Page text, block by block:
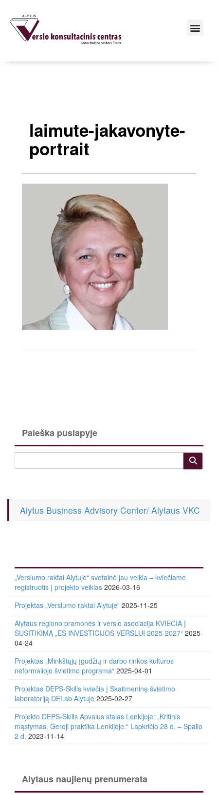
laimute-jakavonyte-
portrait
Paieška puslapyje
Alytus Business Advisory Center/ Alytaus VKC
„Verslumo raktai Alytuje“ svetainė jau veikia – kviečiame
registruotis į projekto veiklas 2026-03-16
Projektas „Verslumo raktai Alytuje“ 2025-11-25
Alytaus regiono pramonės ir verslo asociacija KVIEČIA Į
SUSITIKIMĄ „ES INVESTICIJOS VERSLUI 2025-2027“ 2025-
04-24
Projektas „Minkštųjų įgūdžių ir darbo rinkos kultūros
neformaliojo švietimo programa“ 2025-04-01
Projektas DEPS-Skills kviečia į Skaitmeninę švietimo
laboratoriją DELab Alytuje 2025-02-27
Projekto DEPS-Skills Apvalus stalas Lenkijoje: „Kritinis
mąstymas. Geroji praktika Lenkijoje.“ Lapkričio 28 d. – Spalio
2 d. 2023-11-14
Alytaus naujienų prenumerata